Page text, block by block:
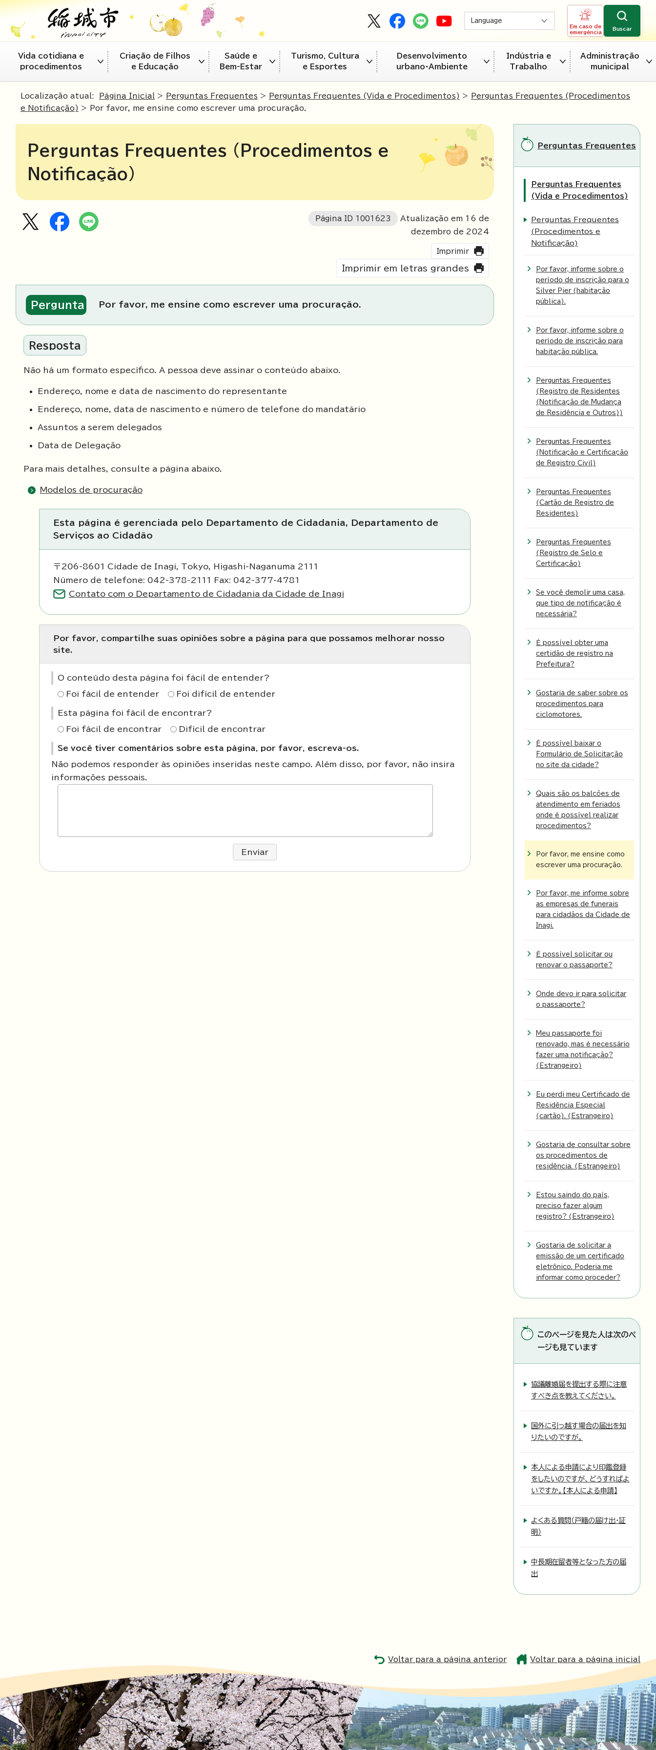
Language
Em caso de
emergência
Buscar
Vida cotidiana e
procedimentos
Criação de Filhos
e Educação
Saúde e
Bem-Estar
Turismo, Cultura
e Esportes
Desenvolvimento
urbano・Ambiente
Indústria e
Trabalho
Administração
municipal
Localização atual: Página Inicial > Perguntas Frequentes > Perguntas Frequentes (Vida e Procedimentos) >
Perguntas Frequentes (Procedimentos
e Notificação) > Por favor, me ensine como escrever uma procuração.
Perguntas Frequentes (Procedimentos e
Notificação)
Página ID 1001623 Atualização em 16 de
dezembro de 2024
Imprimir
Imprimir em letras grandes
Pergunta Por favor, me ensine como escrever uma procuração.
Resposta
Não há um formato específico. A pessoa deve assinar o conteúdo abaixo.
Endereço, nome e data de nascimento do representante
Endereço, nome, data de nascimento e número de telefone do mandatário
Assuntos a serem delegados
Data de Delegação
Para mais detalhes, consulte a página abaixo.
Modelos de procuração
Esta página é gerenciada pelo Departamento de Cidadania, Departamento de
Serviços ao Cidadão
〒206-8601 Cidade de Inagi, Tokyo, Higashi-Naganuma 2111
Número de telefone: 042-378-2111 Fax: 042-377-4781
Contato com o Departamento de Cidadania da Cidade de Inagi
Por favor, compartilhe suas opiniões sobre a página para que possamos melhorar nosso
site.
O conteúdo desta página foi fácil de entender?
Foi fácil de entender Foi difícil de entender
Esta página foi fácil de encontrar?
Foi fácil de encontrar Difícil de encontrar
Se você tiver comentários sobre esta página, por favor, escreva-os.
Não podemos responder às opiniões inseridas neste campo. Além disso, por favor, não insira
informações pessoais.
Enviar
Perguntas Frequentes
Perguntas Frequentes
(Vida e Procedimentos)
Perguntas Frequentes
(Procedimentos e
Notificação)
Por favor, informe sobre o
período de inscrição para o
Silver Pier (habitação
pública).
Por favor, informe sobre o
período de inscrição para
habitação pública.
Perguntas Frequentes
(Registro de Residentes
(Notificação de Mudança
de Residência e Outros))
Perguntas Frequentes
(Notificação e Certificação
de Registro Civil)
Perguntas Frequentes
(Cartão de Registro de
Residentes)
Perguntas Frequentes
(Registro de Selo e
Certificação)
Se você demolir uma casa,
que tipo de notificação é
necessária?
É possível obter uma
certidão de registro na
Prefeitura?
Gostaria de saber sobre os
procedimentos para
ciclomotores.
É possível baixar o
Formulário de Solicitação
no site da cidade?
Quais são os balcões de
atendimento em feriados
onde é possível realizar
procedimentos?
Por favor, me ensine como
escrever uma procuração.
Por favor, me informe sobre
as empresas de funerais
para cidadãos da Cidade de
Inagi.
É possível solicitar ou
renovar o passaporte?
Onde devo ir para solicitar
o passaporte?
Meu passaporte foi
renovado, mas é necessário
fazer uma notificação?
(Estrangeiro)
Eu perdi meu Certificado de
Residência Especial
(cartão). (Estrangeiro)
Gostaria de consultar sobre
os procedimentos de
residência. (Estrangeiro)
Estou saindo do país,
preciso fazer algum
registro? (Estrangeiro)
Gostaria de solicitar a
emissão de um certificado
eletrônico. Poderia me
informar como proceder?
このページを見た人は次のペ
ージも見ています
協議離婚届を提出する際に注意
すべき点を教えてください。
国外に引っ越す場合の届出を知
りたいのですが。
本人による申請により印鑑登録
をしたいのですが、どうすればよ
いですか。【本人による申請】
よくある質問（戸籍の届け出・証
明）
中長期在留者等となった方の届
出
Voltar para a página anterior Voltar para a página inicial